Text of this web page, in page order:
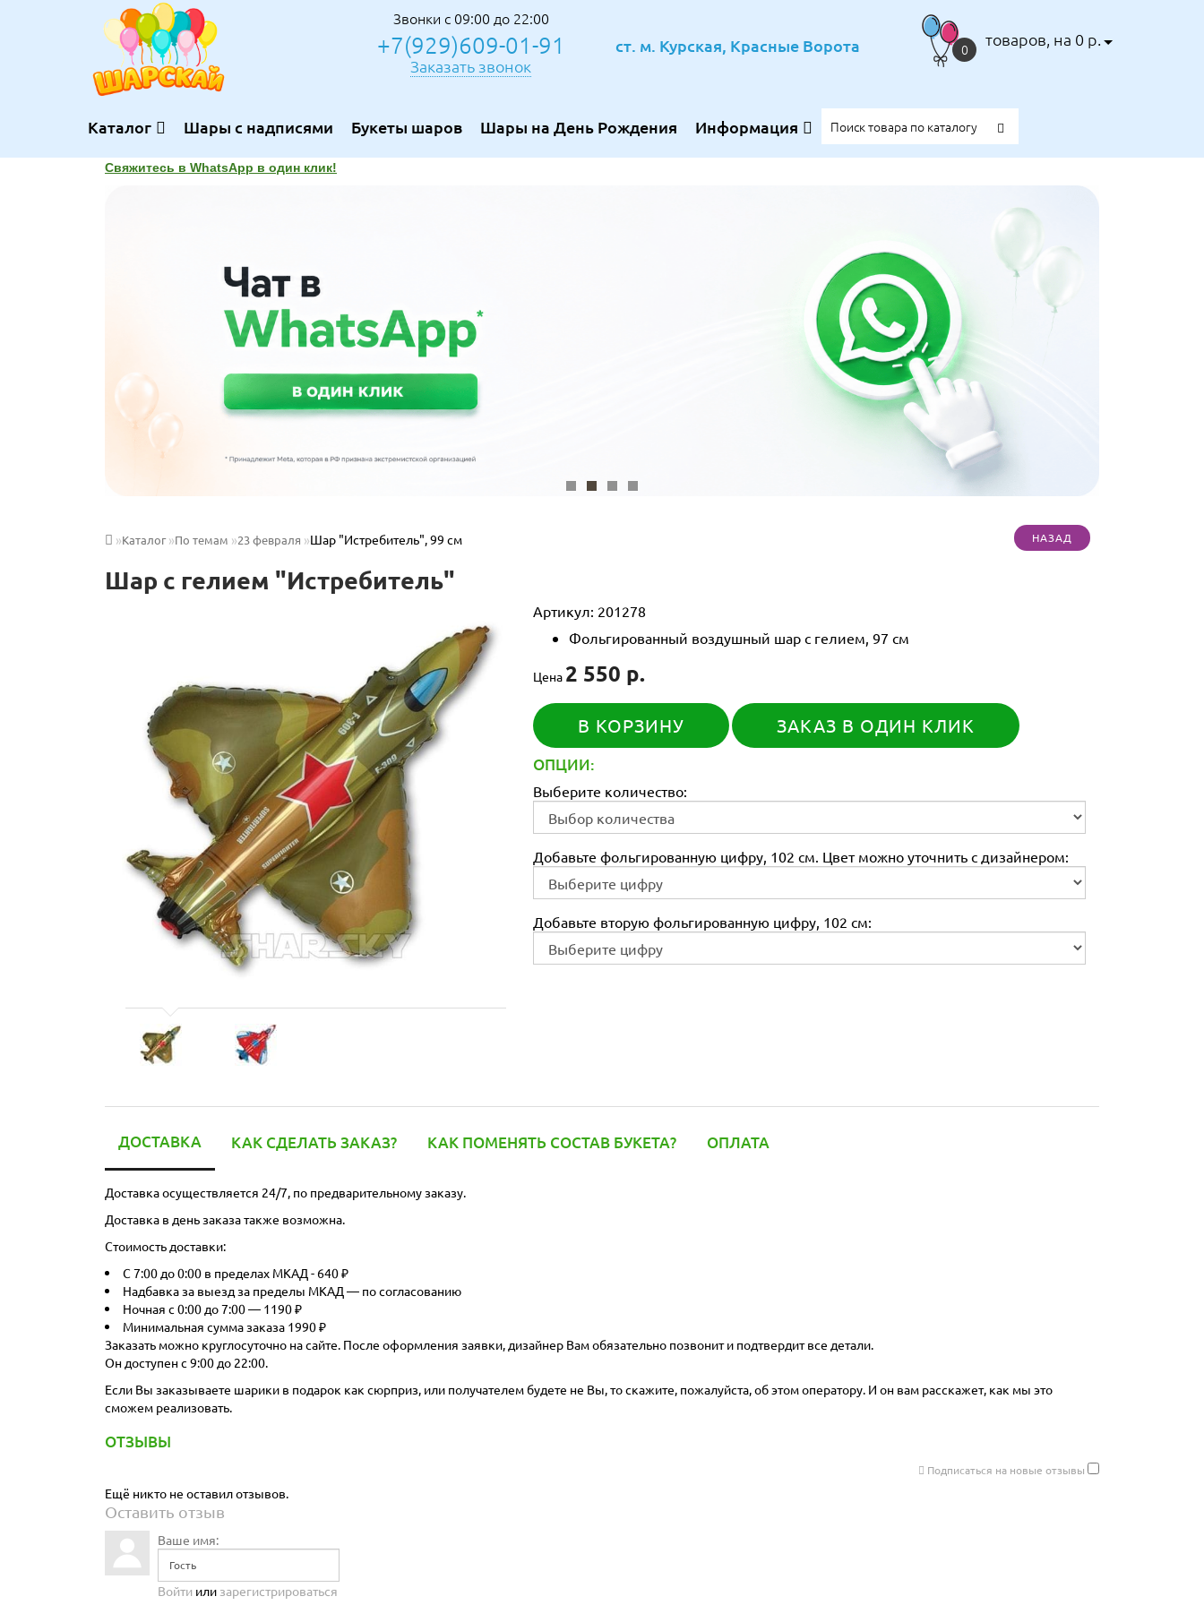
Звонки с 09:00 до 22:00
+7(929)609-01-91
Заказать звонок
ст. м. Курская, Красные Ворота 0 товаров, на 0 р.
Каталог Шары с надписями Букеты шаров Шары на День Рождения Информация
Свяжитесь в WhatsApp в один клик!
Каталог По темам 23 февраля Шар "Истребитель", 99 см
Шар с гелием "Истребитель"
Артикул: 201278
Фольгированный воздушный шар с гелием, 97 см
Цена 2 550 р.
В КОРЗИНУ ЗАКАЗ В ОДИН КЛИК
ОПЦИИ:
Выберите количество:
Добавьте фольгированную цифру, 102 см. Цвет можно уточнить с дизайнером:
Добавьте вторую фольгированную цифру, 102 см:
ДОСТАВКА КАК СДЕЛАТЬ ЗАКАЗ? КАК ПОМЕНЯТЬ СОСТАВ БУКЕТА? ОПЛАТА
Доставка осуществляется 24/7, по предварительному заказу.
Доставка в день заказа также возможна.
Стоимость доставки:
С 7:00 до 0:00 в пределах МКАД - 640 ₽
Надбавка за выезд за пределы МКАД — по согласованию
Ночная с 0:00 до 7:00 — 1190 ₽
Минимальная сумма заказа 1990 ₽
Заказать можно круглосуточно на сайте. После оформления заявки, дизайнер Вам обязательно позвонит и подтвердит все детали.
Он доступен с 9:00 до 22:00.
Если Вы заказываете шарики в подарок как сюрприз, или получателем будете не Вы, то скажите, пожалуйста, об этом оператору. И он вам расскажет, как мы это
сможем реализовать.
ОТЗЫВЫ
Подписаться на новые отзывы
Ещё никто не оставил отзывов.
Оставить отзыв
Ваше имя:
Войти или зарегистрироваться